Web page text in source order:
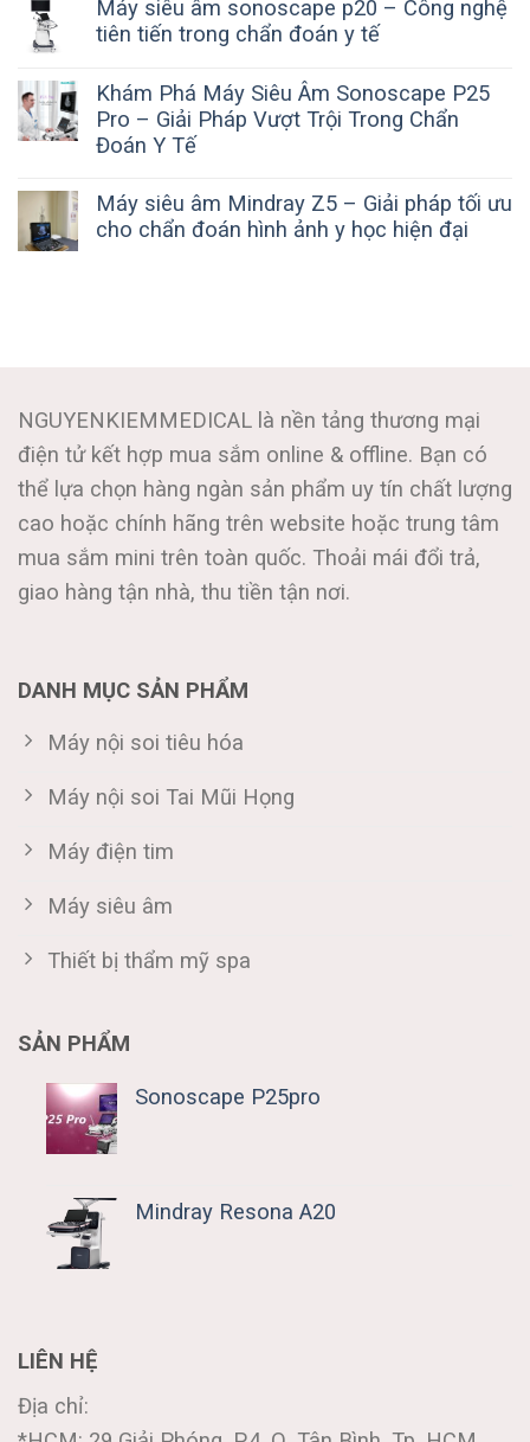
Máy siêu âm sonoscape p20 – Công nghệ
tiên tiến trong chẩn đoán y tế
Khám Phá Máy Siêu Âm Sonoscape P25
Pro – Giải Pháp Vượt Trội Trong Chẩn
Đoán Y Tế
Máy siêu âm Mindray Z5 – Giải pháp tối ưu
cho chẩn đoán hình ảnh y học hiện đại
NGUYENKIEMMEDICAL là nền tảng thương mại
điện tử kết hợp mua sắm online & offline. Bạn có
thể lựa chọn hàng ngàn sản phẩm uy tín chất lượng
cao hoặc chính hãng trên website hoặc trung tâm
mua sắm mini trên toàn quốc. Thoải mái đổi trả,
giao hàng tận nhà, thu tiền tận nơi.
DANH MỤC SẢN PHẨM
Máy nội soi tiêu hóa
Máy nội soi Tai Mũi Họng
Máy điện tim
Máy siêu âm
Thiết bị thẩm mỹ spa
SẢN PHẨM
Sonoscape P25pro
Mindray Resona A20
LIÊN HỆ
Địa chỉ: